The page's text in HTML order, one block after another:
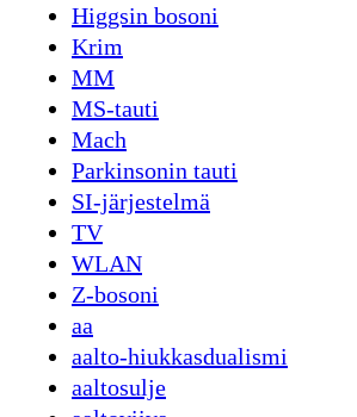
Higgsin bosoni
Krim
MM
MS-tauti
Mach
Parkinsonin tauti
SI-järjestelmä
TV
WLAN
Z-bosoni
aa
aalto-hiukkasdualismi
aaltosulje